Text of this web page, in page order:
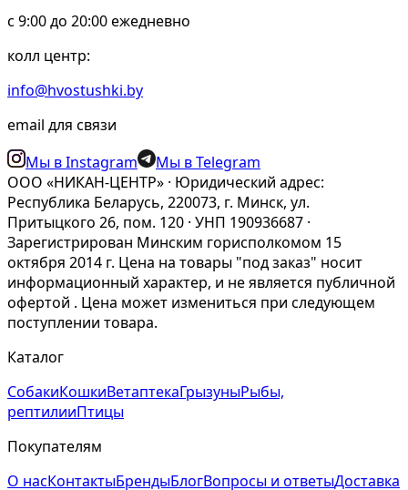
c 9:00 до 20:00 ежедневно
колл центр:
info@hvostushki.by
email для связи
Мы в Instagram
Мы в Telegram
ООО «НИКАН-ЦЕНТР» · Юридический адрес:
Республика Беларусь, 220073, г. Минск, ул.
Притыцкого 26, пом. 120 · УНП 190936687 ·
Зарегистрирован Минским горисполкомом 15
октября 2014 г. Цена на товары "под заказ" носит
информационный характер, и не является публичной
офертой . Цена может измениться при следующем
поступлении товара.
Каталог
СобакиКошкиВетаптекаГрызуныРыбы,
рептилииПтицы
Покупателям
О насКонтактыБрендыБлогВопросы и ответыДоставка